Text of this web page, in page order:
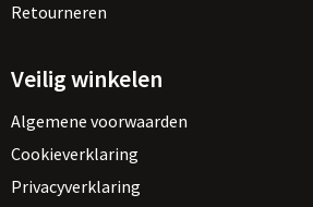
Retourneren
Veilig winkelen
Algemene voorwaarden
Cookieverklaring
Privacyverklaring